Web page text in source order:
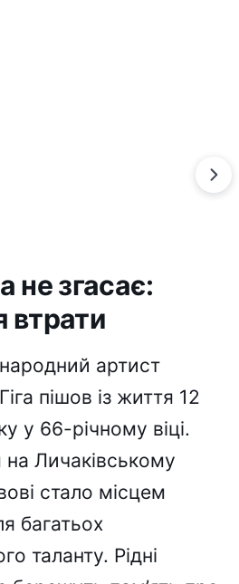
не згасає:
втрати
артист
пішов із життя 12
у 66-річному віці.
Личаківському
стало місцем
багатьох
таланту. Рідні